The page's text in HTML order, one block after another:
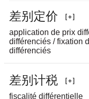
差别 定价
application de prix
différenciés / fixation
différenciés
差别 计税
fiscalité différentielle